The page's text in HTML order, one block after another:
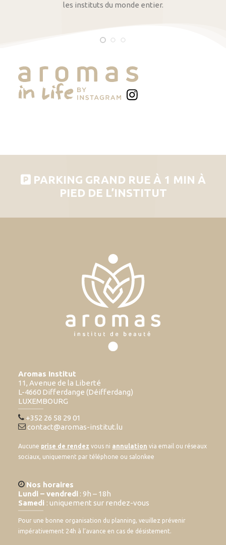
les instituts du monde entier.
PARKING GRAND RUE À 1 MIN À
PIED DE L’INSTITUT
Aromas Institut
11, Avenue de la Liberté
L-4660 Differdange (Déifferdang)
LUXEMBOURG
+352 26 58 29 01
contact@aromas-institut.lu
Aucune prise de rendez vous ni annulation via email ou réseaux
sociaux, uniquement par téléphone ou salonkee
Nos horaires
Lundi – vendredi : 9h – 18h
Samedi : uniquement sur rendez-vous
Pour une bonne organisation du planning, veuillez prévenir
impérativement 24h à l’avance en cas de désistement.